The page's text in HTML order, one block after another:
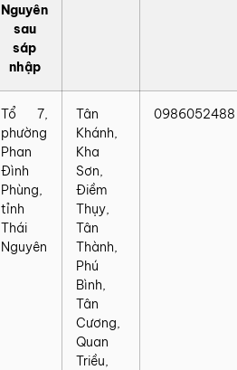
Nguyên
sau
sáp
nhập
Tổ 7,
phường
Phan
Đình
Phùng,
tỉnh
Thái
Nguyên
Tân
Khánh,
Kha
Sơn,
Điềm
Thụy,
Tân
Thành,
Phú
Bình,
Tân
Cương,
Quan
Triều,
0986052488